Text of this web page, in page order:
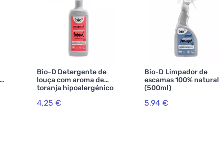
Bio-D Detergente de
louça com aroma de
toranja hipoalergénico
(750 ml)
4,25 €
Bio-D Limpador de
escamas 100% natural
(500ml)
5,94 €